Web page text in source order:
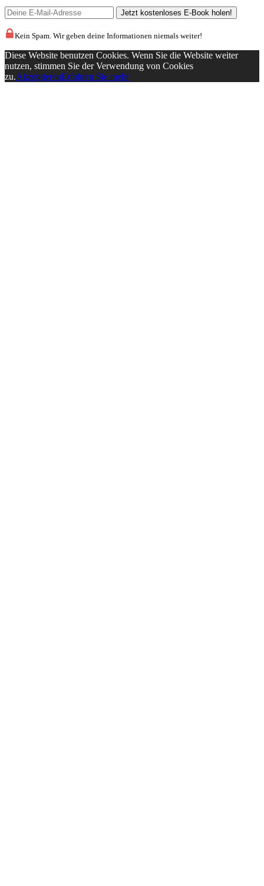
Kein Spam. Wir geben deine Informationen niemals weiter!
Diese Website benutzen Cookies. Wenn Sie die Website weiter
nutzen, stimmen Sie der Verwendung von Cookies
zu.AkzeptierenErfahren Sie mehr